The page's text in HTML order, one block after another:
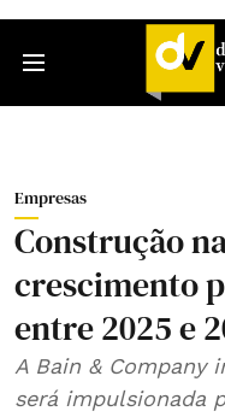
Empresas
Construção
crescimento
entre 2025 e
A Bain & Company
será impulsionada